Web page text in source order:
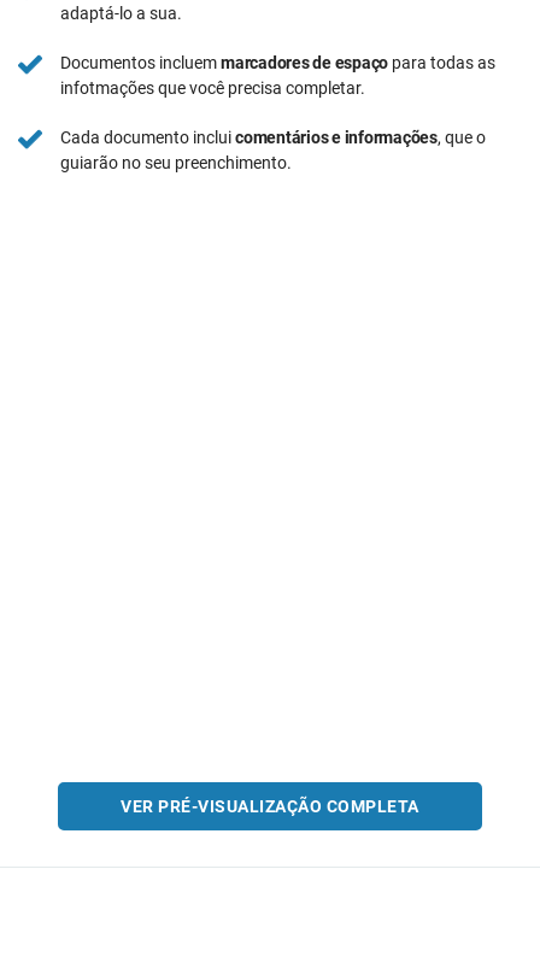
adaptá-lo a sua.
Documentos incluemmarcadores de espaço para todas as
infotmações que você precisa completar.
Cada documento incluicomentários e informações, que o
guiarão no seu preenchimento.
VER PRÉ-VISUALIZAÇÃO COMPLETA